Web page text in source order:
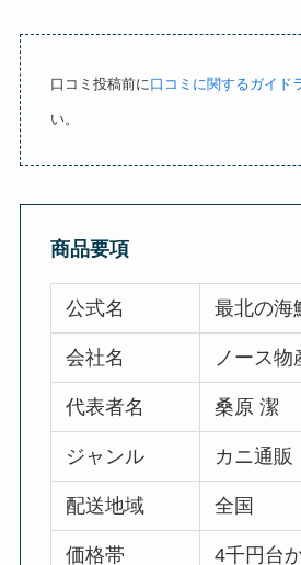
5
口コミ投稿前に 口コミに関するガイド
い。
商品要項
公式名 最北の海
会社名 ノース物
代表者名 桑原 潔
ジャンル カニ通販
配送地域 全国
価格帯 4千円台